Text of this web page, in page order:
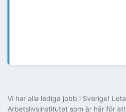
Vi har alla lediga jobb i Sverige!
Arbetslivsinstitutet som är här för